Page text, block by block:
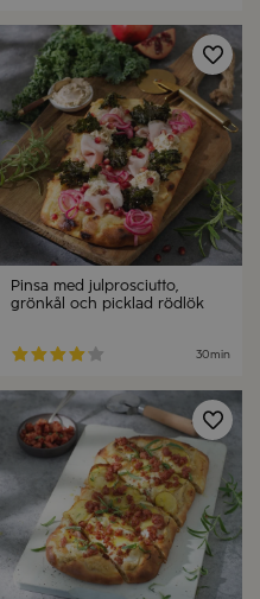
Pinsa med julprosciutto,
grönkål och picklad rödlök
30min